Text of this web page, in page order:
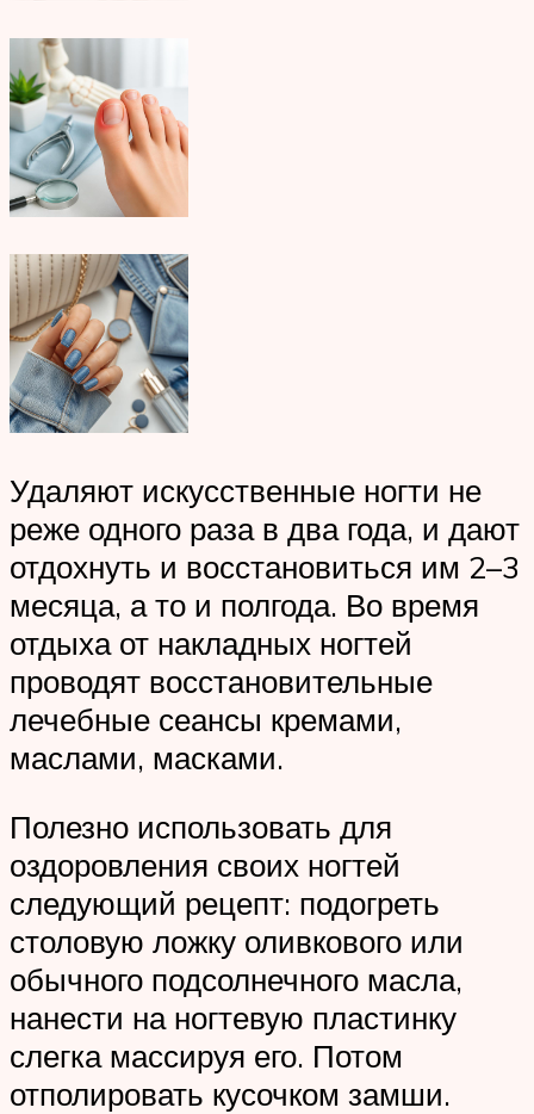
Удаляют искусственные ногти не
реже одного раза в два года, и дают
отдохнуть и восстановиться им 2–3
месяца, а то и полгода. Во время
отдыха от накладных ногтей
проводят восстановительные
лечебные сеансы кремами,
маслами, масками.
Полезно использовать для
оздоровления своих ногтей
следующий рецепт: подогреть
столовую ложку оливкового или
обычного подсолнечного масла,
нанести на ногтевую пластинку
слегка массируя его. Потом
отполировать кусочком замши.